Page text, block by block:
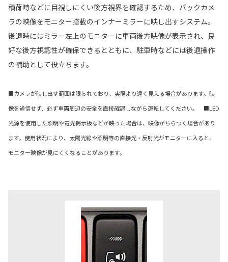
積荷時などに目視しにくい後方視界を確認するため、バックカメ
ラの映像をモニター搭載のインナーミラーに映し出すシステム。
後退時にはミラー左上のモニターに車両後方映像が表示され、良
好な後方視認性が確保できるとともに、駐車時などには後退操作
の補助として役立ちます。
■カメラが映し出す範囲は限られており、実際より遠く見える場合があります。映
像を過信せず、必ず車両周辺の安全を直接確認しながら運転してください。 ■LED
光源を使用した照明や電光掲示板などが映った場合は、映像がちらつく場合があり
ます。使用状況により、太陽光線や照明等の直接光・反射光がモニターに入ると、
モニター映像が見にくくなることがあります。